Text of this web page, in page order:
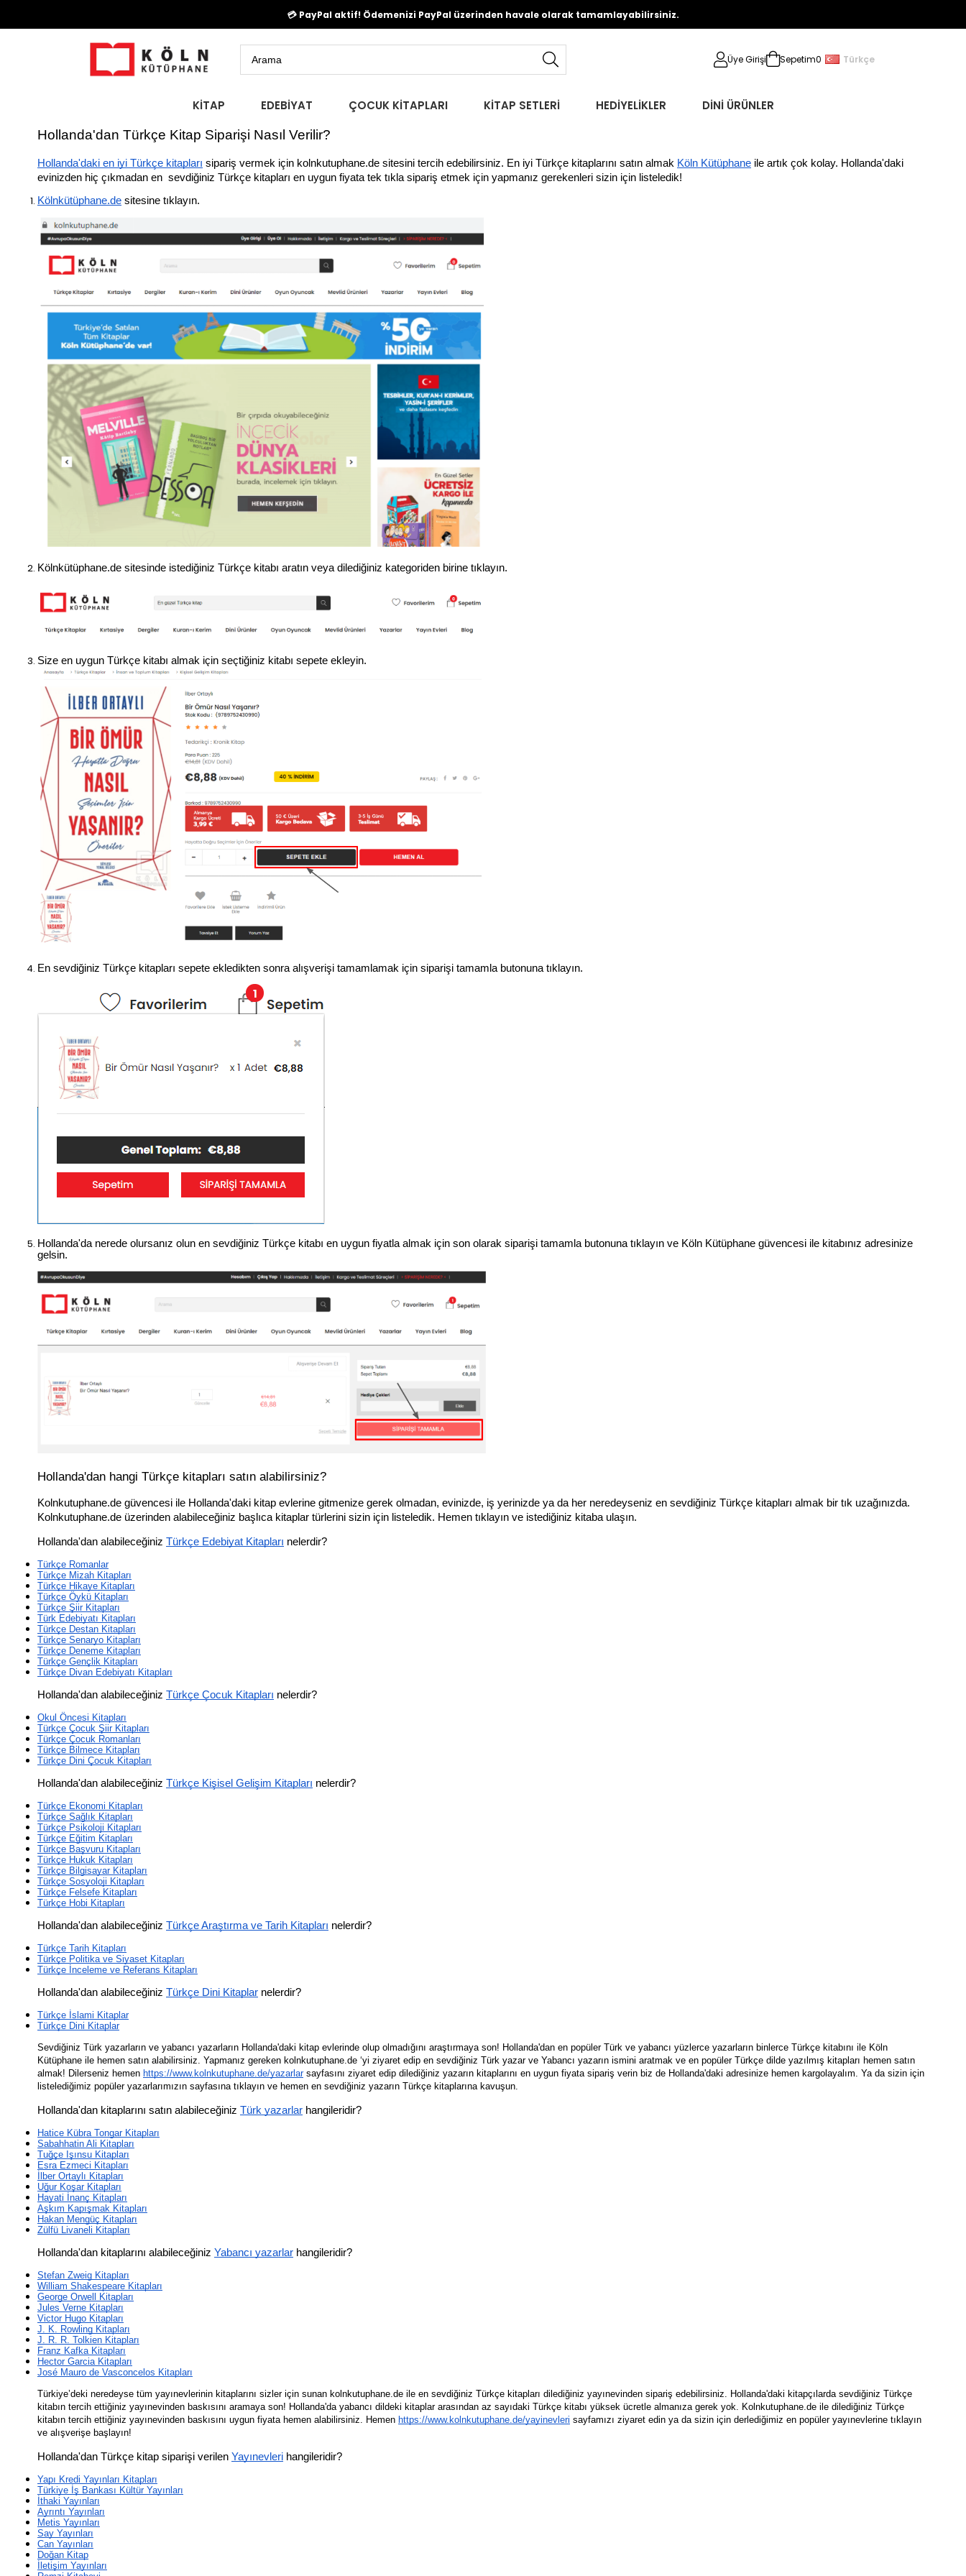
💳 PayPal aktif! Ödemenizi PayPal üzerinden havale olarak tamamlayabilirsiniz.
Üye Girişi Sepetim0 Türkçe
KİTAP EDEBİYAT ÇOCUK KİTAPLARI KİTAP SETLERİ HEDİYELİKLER
DİNİ ÜRÜNLER
Hollanda'dan Türkçe Kitap Siparişi Nasıl Verilir?
Hollanda'daki en iyi Türkçe kitapları sipariş vermek için kolnkutuphane.de sitesini tercih edebilirsiniz. En iyi Türkçe kitaplarını satın almak Köln Kütüphane ile artık çok kolay. Hollanda'daki
evinizden hiç çıkmadan en  sevdiğiniz Türkçe kitapları en uygun fiyata tek tıkla sipariş etmek için yapmanız gerekenleri sizin için listeledik!
Kölnkütüphane.de sitesine tıklayın.
Kölnkütüphane.de sitesinde istediğiniz Türkçe kitabı aratın veya dilediğiniz kategoriden birine tıklayın.
Size en uygun Türkçe kitabı almak için seçtiğiniz kitabı sepete ekleyin.
En sevdiğiniz Türkçe kitapları sepete ekledikten sonra alışverişi tamamlamak için siparişi tamamla butonuna tıklayın.
Hollanda'da nerede olursanız olun en sevdiğiniz Türkçe kitabı en uygun fiyatla almak için son olarak siparişi tamamla butonuna tıklayın ve Köln Kütüphane güvencesi ile kitabınız adresinize
gelsin.
Hollanda'dan hangi Türkçe kitapları satın alabilirsiniz?
Kolnkutuphane.de güvencesi ile Hollanda'daki kitap evlerine gitmenize gerek olmadan, evinizde, iş yerinizde ya da her neredeyseniz en sevdiğiniz Türkçe kitapları almak bir tık uzağınızda.
Kolnkutuphane.de üzerinden alabileceğiniz başlıca kitaplar türlerini sizin için listeledik. Hemen tıklayın ve istediğiniz kitaba ulaşın.
Hollanda'dan alabileceğiniz Türkçe Edebiyat Kitapları nelerdir?
Türkçe Romanlar
Türkçe Mizah Kitapları
Türkçe Hikaye Kitapları
Türkçe Öykü Kitapları
Türkçe Şiir Kitapları
Türk Edebiyatı Kitapları
Türkçe Destan Kitapları
Türkçe Senaryo Kitapları
Türkçe Deneme Kitapları
Türkçe Gençlik Kitapları
Türkçe Divan Edebiyatı Kitapları
Hollanda'dan alabileceğiniz Türkçe Çocuk Kitapları nelerdir?
Okul Öncesi Kitapları
Türkçe Çocuk Şiir Kitapları
Türkçe Çocuk Romanları
Türkçe Bilmece Kitapları
Türkçe Dini Çocuk Kitapları
Hollanda'dan alabileceğiniz Türkçe Kişisel Gelişim Kitapları nelerdir?
Türkçe Ekonomi Kitapları
Türkçe Sağlık Kitapları
Türkçe Psikoloji Kitapları
Türkçe Eğitim Kitapları
Türkçe Başvuru Kitapları
Türkçe Hukuk Kitapları
Türkçe Bilgisayar Kitapları
Türkçe Sosyoloji Kitapları
Türkçe Felsefe Kitapları
Türkçe Hobi Kitapları
Hollanda'dan alabileceğiniz Türkçe Araştırma ve Tarih Kitapları nelerdir?
Türkçe Tarih Kitapları
Türkçe Politika ve Siyaset Kitapları
Türkçe İnceleme ve Referans Kitapları
Hollanda'dan alabileceğiniz Türkçe Dini Kitaplar nelerdir?
Türkçe İslami Kitaplar
Türkçe Dini Kitaplar
Sevdiğiniz Türk yazarların ve yabancı yazarların Hollanda'daki kitap evlerinde olup olmadığını araştırmaya son! Hollanda'dan en popüler Türk ve yabancı yüzlerce yazarların binlerce Türkçe kitabını ile Köln
Kütüphane ile hemen satın alabilirsiniz. Yapmanız gereken kolnkutuphane.de ‘yi ziyaret edip en sevdiğiniz Türk yazar ve Yabancı yazarın ismini aratmak ve en popüler Türkçe dilde yazılmış kitapları hemen satın
almak! Dilerseniz hemen https://www.kolnkutuphane.de/yazarlar sayfasını ziyaret edip dilediğiniz yazarın kitaplarını en uygun fiyata sipariş verin biz de Hollanda'daki adresinize hemen kargolayalım. Ya da sizin için
listelediğimiz popüler yazarlarımızın sayfasına tıklayın ve hemen en sevdiğiniz yazarın Türkçe kitaplarına kavuşun.
Hollanda'dan kitaplarını satın alabileceğiniz Türk yazarlar hangileridir?
Hatice Kübra Tongar Kitapları
Sabahhatin Ali Kitapları
Tuğçe Işınsu Kitapları
Esra Ezmeci Kitapları
İlber Ortaylı Kitapları
Uğur Koşar Kitapları
Hayati İnanç Kitapları
Aşkım Kapışmak Kitapları
Hakan Mengüç Kitapları
Zülfü Livaneli Kitapları
Hollanda'dan kitaplarını alabileceğiniz Yabancı yazarlar hangileridir?
Stefan Zweig Kitapları
William Shakespeare Kitapları
George Orwell Kitapları
Jules Verne Kitapları
Victor Hugo Kitapları
J. K. Rowling Kitapları
J. R. R. Tolkien Kitapları
Franz Kafka Kitapları
Hector Garcia Kitapları
José Mauro de Vasconcelos Kitapları
Türkiye’deki neredeyse tüm yayınevlerinin kitaplarını sizler için sunan kolnkutuphane.de ile en sevdiğiniz Türkçe kitapları dilediğiniz yayınevinden sipariş edebilirsiniz. Hollanda'daki kitapçılarda sevdiğiniz Türkçe
kitabın tercih ettiğiniz yayınevinden baskısını aramaya son! Hollanda'da yabancı dildeki kitaplar arasından az sayıdaki Türkçe kitabı yüksek ücretle almanıza gerek yok. Kolnkutuphane.de ile dilediğiniz Türkçe
kitabın tercih ettiğiniz yayınevinden baskısını uygun fiyata hemen alabilirsiniz. Hemen https://www.kolnkutuphane.de/yayinevleri sayfamızı ziyaret edin ya da sizin için derlediğimiz en popüler yayınevlerine tıklayın
ve alışverişe başlayın!
Hollanda'dan Türkçe kitap siparişi verilen Yayınevleri hangileridir?
Yapı Kredi Yayınları Kitapları
Türkiye İş Bankası Kültür Yayınları
İthaki Yayınları
Ayrıntı Yayınları
Metis Yayınları
Say Yayınları
Can Yayınları
Doğan Kitap
İletişim Yayınları